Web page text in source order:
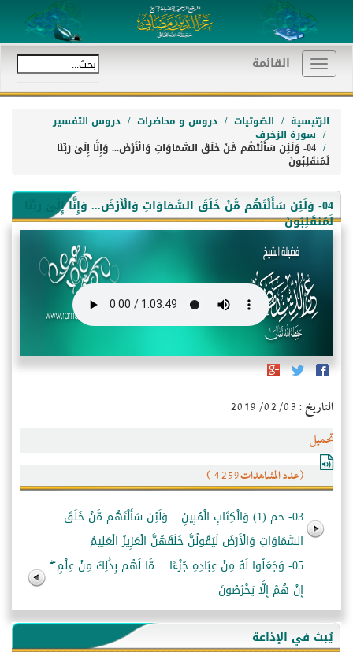
Toggle
navigation
القائمة
الرّئيسية الصّوتيات دروس و محاضرات دروس التفسير
سورة الزخرف
04- وَلَئِن سَأَلْتَهُم مَّنْ خَلَقَ السَّمَاوَاتِ وَالْأَرْضَ... وَإِنَّا إِلَىٰ رَبِّنَا
لَمُنقَلِبُونَ
04- وَلَئِن سَأَلْتَهُم مَّنْ خَلَقَ السَّمَاوَاتِ وَالْأَرْضَ... وَإِنَّا إِلَىٰ رَبِّنَا
لَمُنقَلِبُونَ
التاريخ : 2019/02/03
تحميل
(عدد المشاهدات4259 )
03- حم (1) وَالْكِتَابِ الْمُبِينِ... وَلَئِن سَأَلْتَهُم مَّنْ خَلَقَ
السَّمَاوَاتِ وَالْأَرْضَ لَيَقُولُنَّ خَلَقَهُنَّ الْعَزِيزُ الْعَلِيمُ
05- وَجَعَلُوا لَهُ مِنْ عِبَادِهِ جُزْءًا… مَّا لَهُم بِذَٰلِكَ مِنْ عِلْمٍ ۖ
إِنْ هُمْ إِلَّا يَخْرُصُونَ
يُبث في الإذاعة